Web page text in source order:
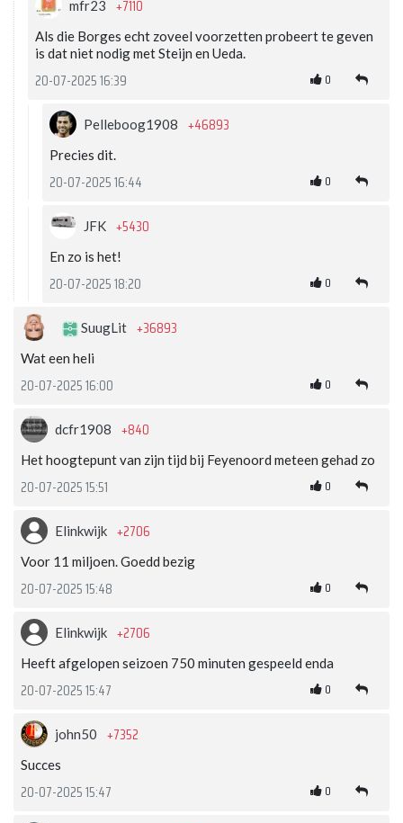
mfr23 +7110
Als die Borges echt zoveel voorzetten probeert te geven
is dat niet nodig met Steijn en Ueda.
20-07-2025 16:39 0
Pelleboog1908 +46893
Precies dit.
20-07-2025 16:44 0
JFK +5430
En zo is het!
20-07-2025 18:20 0
SuugLit +36893
Wat een heli
20-07-2025 16:00 0
dcfr1908 +840
Het hoogtepunt van zijn tijd bij Feyenoord meteen gehad zo
20-07-2025 15:51 0
Elinkwijk +2706
Voor 11 miljoen. Goedd bezig
20-07-2025 15:48 0
Elinkwijk +2706
Heeft afgelopen seizoen 750 minuten gespeeld enda
20-07-2025 15:47 0
john50 +7352
Succes
20-07-2025 15:47 0